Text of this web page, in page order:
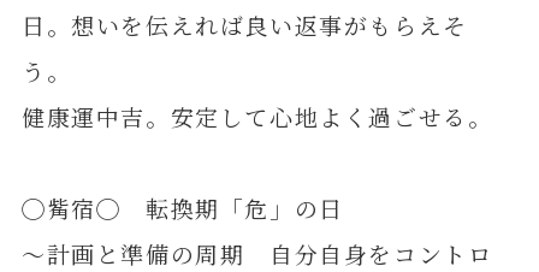
日。想いを伝えれば良い返事がもらえそ
う。
健康運中吉。安定して心地よく過ごせる。
◯觜宿◯ 転換期「危」の日
～計画と準備の周期 自分自身をコントロ